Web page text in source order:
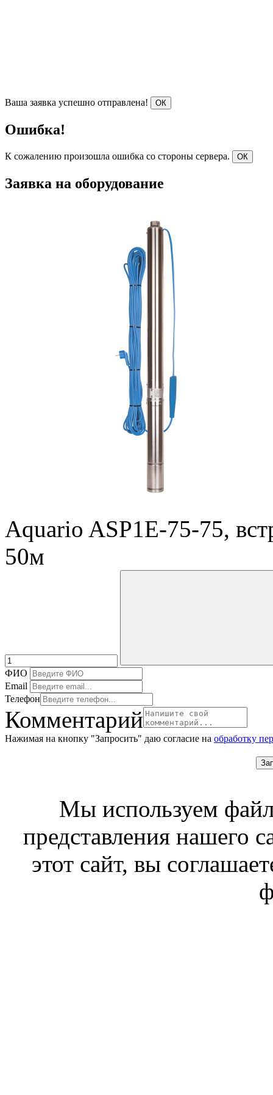
Ваша заявка успешно отправлена! ОК
Ошибка!
К сожалению произошла ошибка со стороны сервера. ОК
Заявка на оборудование
Aquario ASP1E-75-75,
50м
ФИО
Email
Телефон
Комментарий
Нажимая на кнопку "Запросить" даю согласие на обработку
Мы используем
представления нашего
этот сайт, вы